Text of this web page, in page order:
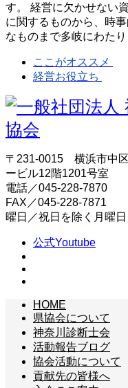
す。 経営に欠かせない
に関するものから、時
なものまで多岐にわたり
ここがオススメ
経営お役立ち
〒231-0015 横浜市中
ービル12階1201号室
電話／045-228-7870
FAX／045-228-7871
曜日／祝日を除く月曜日
公式Youtube
HOME
県協会について
神奈川診断士会
活動報告ブログ
協会活動について
貢献先の皆様へ